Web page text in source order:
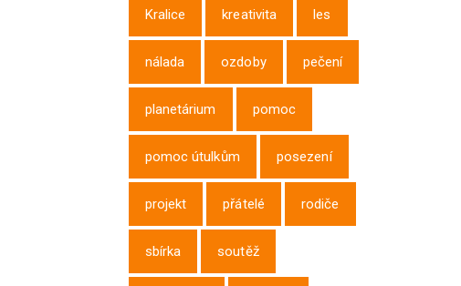
Kralice kreativita les
nálada ozdoby pečení
planetárium pomoc
pomoc útulkům posezení
projekt přátelé rodiče
sbírka soutěž